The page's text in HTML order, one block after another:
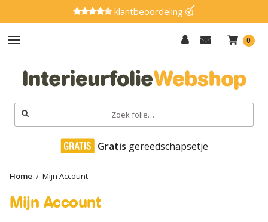
klantbeoordeling
0
Zoeken
naar:
Hout
Effen
Marmer
Glitter
Natuursteen
Gratis gereedschapsetje
Home Mijn Account
Mijn Account